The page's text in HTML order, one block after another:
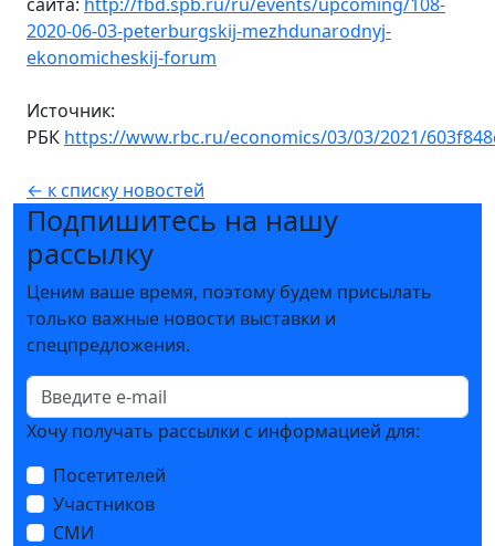
2020-06-03-peterburgskij-mezhdunarodnyj-
ekonomicheskij-forum
Источник:
РБК https://www.rbc.ru/economics/03/03/2021/
← к списку новостей
Подпишитесь на нашу
рассылку
Ценим ваше время, поэтому будем присылать
только важные новости выставки и
спецпредложения.
Хочу получать рассылки с информацией для:
Посетителей
Участников
СМИ